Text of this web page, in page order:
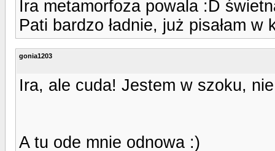
Ira metamorfoza powala :D
Pati bardzo ładnie, już pisałam w
gonia1203
Ira, ale cuda! Jestem w szoku,
A tu ode mnie odnowa :)